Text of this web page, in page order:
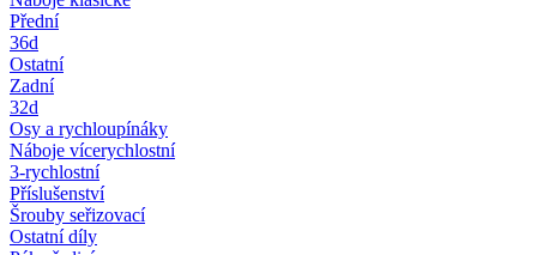
Přední
36d
Ostatní
Zadní
32d
Osy a rychloupínáky
Náboje vícerychlostní
3-rychlostní
Příslušenství
Šrouby seřizovací
Ostatní díly